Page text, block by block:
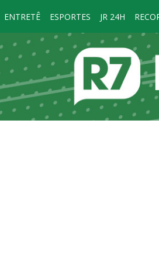
ENTRETÊ ESPORTES JR 24H